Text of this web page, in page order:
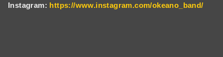
Instagram: https://www.instagram.com/okeano_band/